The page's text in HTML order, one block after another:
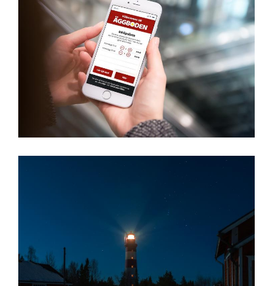
Äggboden
Kaskisten kaupunki